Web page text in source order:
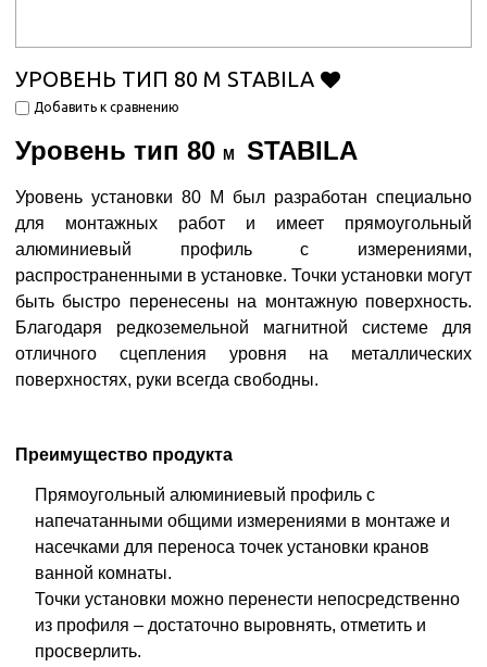
УРОВЕНЬ ТИП 80 M STABILA
Добавить к сравнению
Уровень тип 80 M STABILA
Уровень установки 80 М был разработан специально
для монтажных работ и имеет прямоугольный
алюминиевый профиль с измерениями,
распространенными в установке. Точки установки могут
быть быстро перенесены на монтажную поверхность.
Благодаря редкоземельной магнитной системе для
отличного сцепления уровня на металлических
поверхностях, руки всегда свободны.
Преимущество продукта
Прямоугольный алюминиевый профиль с
напечатанными общими измерениями в монтаже и
насечками для переноса точек установки кранов
ванной комнаты.
Точки установки можно перенести непосредственно
из профиля – достаточно выровнять, отметить и
просверлить.